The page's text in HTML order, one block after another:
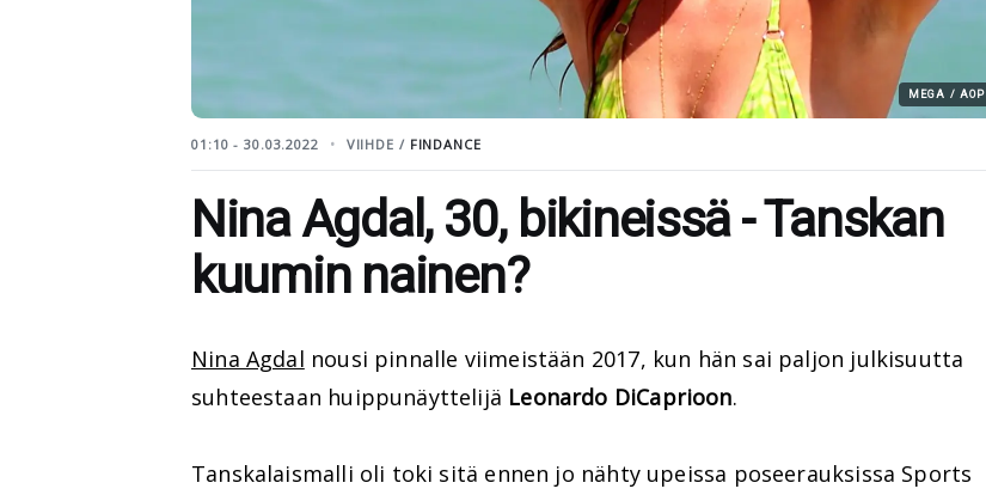
MEGA / AOP
01:10 - 30.03.2022 VIIHDE / FINDANCE
Nina Agdal, 30, bikineissä - Tanskan
kuumin nainen?
Nina Agdal nousi pinnalle viimeistään 2017, kun hän sai paljon julkisuutta
suhteestaan huippunäyttelijä Leonardo DiCaprioon.
Tanskalaismalli oli toki sitä ennen jo nähty upeissa poseerauksissa Sports